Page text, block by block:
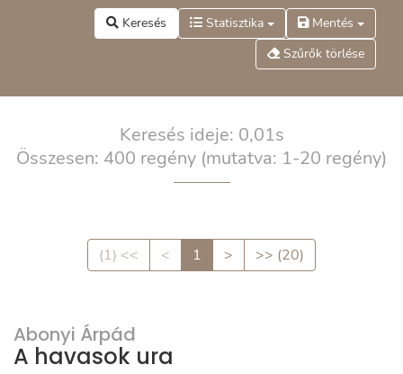
Keresés Statisztika
Mentés
Szűrők törlése
Keresés ideje: 0,01s
Összesen: 400 regény (mutatva: 1-20 regény)
(1) << < 1 > >> (20)
Abonyi Árpád
A havasok ura